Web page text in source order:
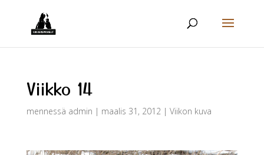
Viikko 14
mennessä admin | maalis 31, 2012| Viikon kuva